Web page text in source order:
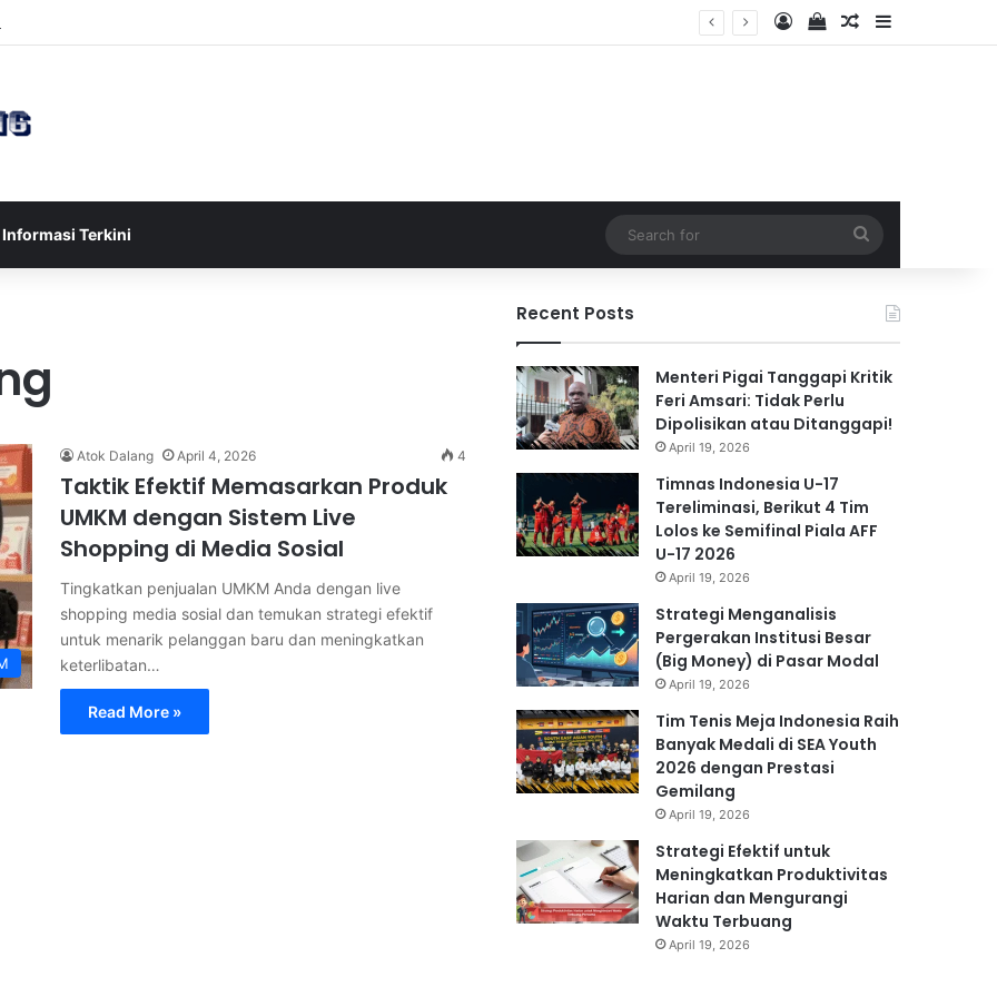
Log InView your
Random Article
Sidebar
Informasi Terkini
for
Atok Dalang April 4, 2026 4
Taktik Efektif Memasarkan Produk
UMKM dengan Sistem Live
Shopping di Media Sosial
Tingkatkan penjualan UMKM Anda dengan live
shopping media sosial dan temukan strategi efektif
untuk menarik pelanggan baru dan meningkatkan
keterlibatan…
Read More »
Recent Posts
Menteri Pigai Tanggapi Kritik
Feri Amsari: Tidak Perlu
Dipolisikan atau Ditanggapi!
April 19, 2026
Timnas Indonesia U-17
Tereliminasi, Berikut 4 Tim
Lolos ke Semifinal Piala AFF
U-17 2026
April 19, 2026
Strategi Menganalisis
Pergerakan Institusi Besar
(Big Money) di Pasar Modal
April 19, 2026
Tim Tenis Meja Indonesia Raih
Banyak Medali di SEA Youth
2026 dengan Prestasi
Gemilang
April 19, 2026
Strategi Efektif untuk
Meningkatkan Produktivitas
Harian dan Mengurangi
Waktu Terbuang
April 19, 2026